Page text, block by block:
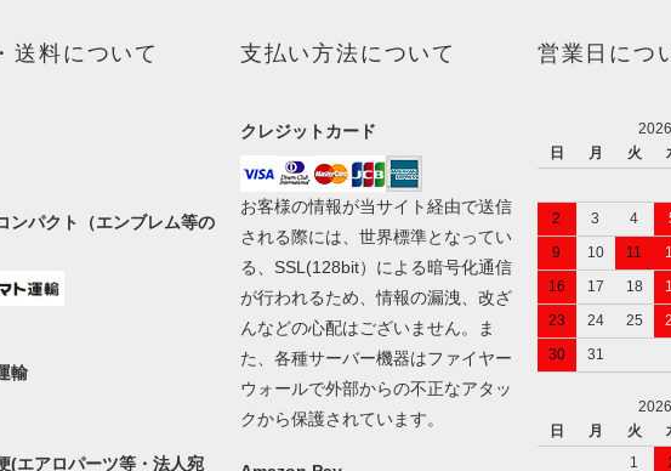
送料について
ンパクト（エンブレム等の
輸
(エアロパーツ等・法人宛
支払い方法について
クレジットカード
お客様の情報が当サイト経由で送信
される際には、世界標準となってい
る、SSL(128bit）による暗号化通信
が行われるため、情報の漏洩、改ざ
んなどの心配はございません。ま
た、各種サーバー機器はファイヤー
ウォールで外部からの不正なアタッ
クから保護されています。
営業日につ
日
月 火
2
3 4
9
10 11
16
17 18
23
24 25
30
31
日
月 火
1